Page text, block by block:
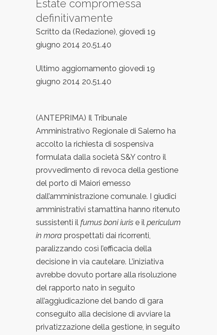
Estate compromessa
definitivamente
Scritto da (Redazione), giovedì 19
giugno 2014 20.51.40
Ultimo aggiornamento giovedì 19
giugno 2014 20.51.40
(ANTEPRIMA) Il Tribunale
Amministrativo Regionale di Salerno ha
accolto la richiesta di sospensiva
formulata dalla società S&Y contro il
provvedimento di revoca della gestione
del porto di Maiori emesso
dall’amministrazione comunale. I giudici
amministrativi stamattina hanno ritenuto
sussistenti il fumus boni iuris e il periculum
in mora prospettati dai ricorrenti,
paralizzando così l’efficacia della
decisione in via cautelare. L’iniziativa
avrebbe dovuto portare alla risoluzione
del rapporto nato in seguito
all’aggiudicazione del bando di gara
conseguito alla decisione di avviare la
privatizzazione della gestione, in seguito